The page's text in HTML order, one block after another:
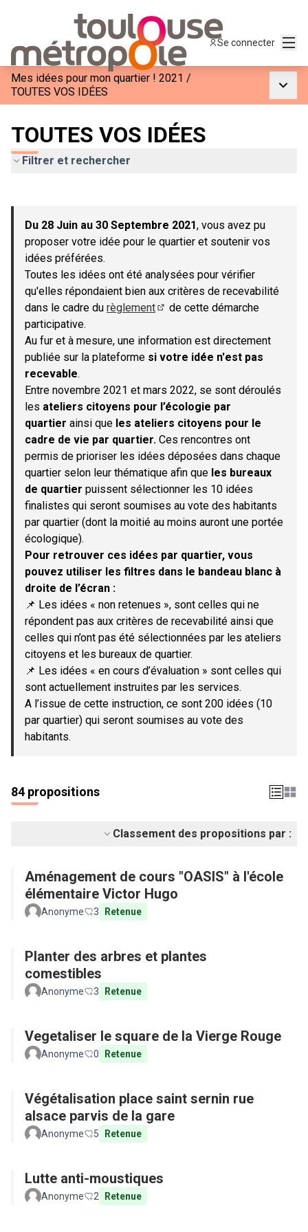
Se connecter
Mes idées pour mon quartier ! 2021 /
TOUTES VOS IDÉES
TOUTES VOS IDÉES
Filtrer et rechercher
−
Du 28 Juin au 30 Septembre 2021, vous avez pu
proposer votre idée pour le quartier et soutenir vos
idées préférées.
Toutes les idées ont été analysées pour vérifier
qu'elles répondaient bien aux critères de recevabilité
dans le cadre du règlement
de cette démarche
participative.
Au fur et à mesure, une information est directement
publiée sur la plateforme si votre idée n'est pas
recevable.
Entre novembre 2021 et mars 2022, se sont déroulés
les ateliers citoyens pour l’écologie par
quartier ainsi que les ateliers citoyens pour le
cadre de vie par quartier. Ces rencontres ont
permis de prioriser les idées déposées dans chaque
quartier selon leur thématique afin que les bureaux
de quartier puissent sélectionner les 10 idées
finalistes qui seront soumises au vote des habitants
par quartier (dont la moitié au moins auront une portée
écologique).
Pour retrouver ces idées par quartier, vous
pouvez utiliser les filtres dans le bandeau blanc à
droite de l’écran :
📌 Les idées « non retenues », sont celles qui ne
répondent pas aux critères de recevabilité ainsi que
celles qui n’ont pas été sélectionnées par les ateliers
citoyens et les bureaux de quartier.
📌 Les idées « en cours d’évaluation » sont celles qui
sont actuellement instruites par les services.
A l’issue de cette instruction, ce sont 200 idées (10
par quartier) qui seront soumises au vote des
habitants.
84 propositions
Classement des propositions par :
Aménagement de cours "OASIS" à l'école
élémentaire Victor Hugo
Anonyme 3 Retenue
Planter des arbres et plantes
comestibles
Anonyme 3 Retenue
Vegetaliser le square de la Vierge Rouge
Anonyme 0 Retenue
Végétalisation place saint sernin rue
alsace parvis de la gare
Anonyme 5 Retenue
Lutte anti-moustiques
Anonyme 2 Retenue